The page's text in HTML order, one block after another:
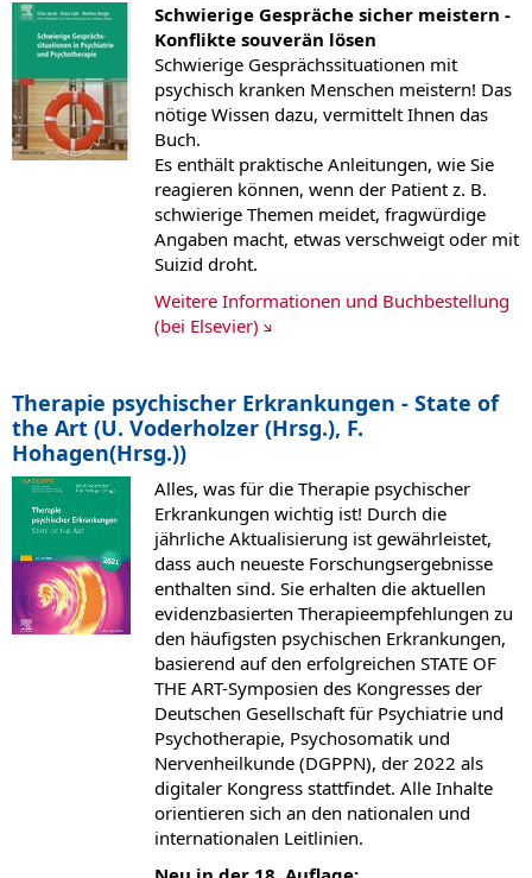
Schwierige Gespräche sicher meistern -
Konflikte souverän lösen
Schwierige Gesprächssituationen mit
psychisch kranken Menschen meistern! Das
nötige Wissen dazu, vermittelt Ihnen das
Buch.
Es enthält praktische Anleitungen, wie Sie
reagieren können, wenn der Patient z. B.
schwierige Themen meidet, fragwürdige
Angaben macht, etwas verschweigt oder mit
Suizid droht.
Weitere Informationen und Buchbestellung
(bei Elsevier)
Therapie psychischer Erkrankungen - State of
the Art (U. Voderholzer (Hrsg.), F.
Hohagen(Hrsg.))
Alles, was für die Therapie psychischer
Erkrankungen wichtig ist! Durch die
jährliche Aktualisierung ist gewährleistet,
dass auch neueste Forschungsergebnisse
enthalten sind. Sie erhalten die aktuellen
evidenzbasierten Therapieempfehlungen zu
den häufigsten psychischen Erkrankungen,
basierend auf den erfolgreichen STATE OF
THE ART-Symposien des Kongresses der
Deutschen Gesellschaft für Psychiatrie und
Psychotherapie, Psychosomatik und
Nervenheilkunde (DGPPN), der 2022 als
digitaler Kongress stattfindet. Alle Inhalte
orientieren sich an den nationalen und
internationalen Leitlinien.